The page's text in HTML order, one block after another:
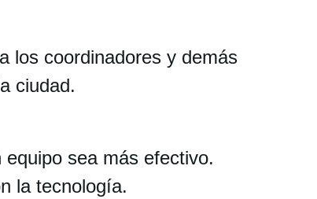
los coordinadores y demás
ciudad.
sea más efectivo.
la tecnología.